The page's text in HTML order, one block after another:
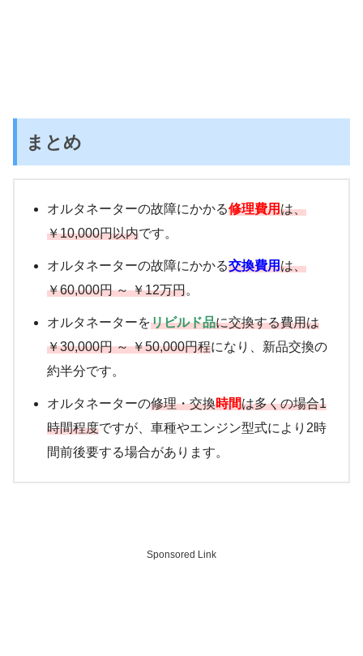
まとめ
オルタネーターの故障にかかる修理費用は、
￥10,000円以内です。
オルタネーターの故障にかかる交換費用は、
￥60,000円 ～ ￥12万円。
オルタネーターをリビルド品に交換する費用は
￥30,000円 ～ ￥50,000円程になり、新品交換の
約半分です。
オルタネーターの修理・交換時間は多くの場合1
時間程度ですが、車種やエンジン型式により2時
間前後要する場合があります。
Sponsored Link